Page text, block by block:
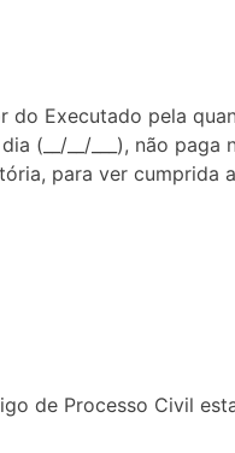
do Executado pela
(__/__/___), não
para ver cumprida
de Processo Civil